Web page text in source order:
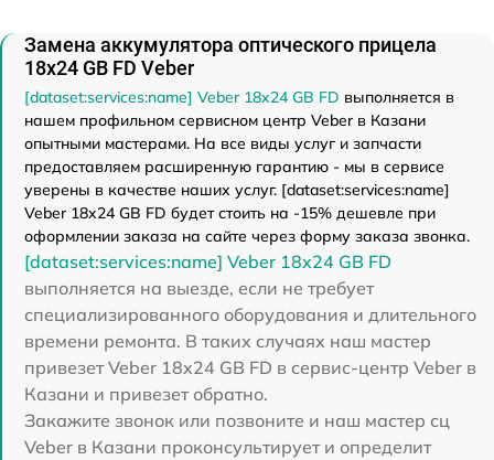
Замена аккумулятора оптического прицела
18x24 GB FD Veber
[dataset:services:name] Veber 18x24 GB FD выполняется в
нашем профильном сервисном центр Veber в Казани
опытными мастерами. На все виды услуг и запчасти
предоставляем расширенную гарантию - мы в сервисе
уверены в качестве наших услуг. [dataset:services:name]
Veber 18x24 GB FD будет стоить на -15% дешевле при
оформлении заказа на сайте через форму заказа звонка.
[dataset:services:name] Veber 18x24 GB FD
выполняется на выезде, если не требует
специализированного оборудования и длительного
времени ремонта. В таких случаях наш мастер
привезет Veber 18x24 GB FD в сервис-центр Veber в
Казани и привезет обратно.
Закажите звонок или позвоните и наш мастер сц
Veber в Казани проконсультирует и определит